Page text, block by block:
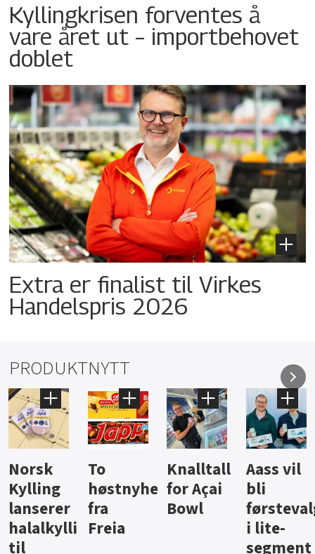
Kyllingkrisen forventes å
vare året ut – importbehovet
doblet
Extra er finalist til Virkes
Handelspris 2026
PRODUKTNYTT
Knalltall
for Açai
Bowl
Aass vil
bli
førstevalg
i lite-
Brus og
jus fra
Berentsen
Hard
iste fra
Hansa